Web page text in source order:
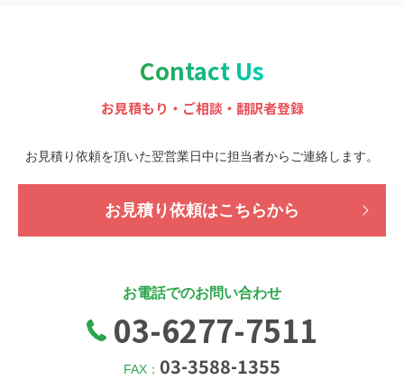
Contact Us
お見積もり・ご相談・翻訳者登録
お見積り依頼を頂いた翌営業日中に担当者から ご連絡します。
お見積り依頼はこちらから
お電話でのお問い合わせ
03-6277-7511
FAX： 03-3588-1355